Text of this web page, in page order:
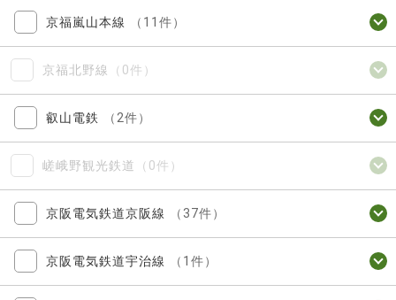
京福嵐山本線 （11件）
京福北野線 （0件）
叡山電鉄 （2件）
嵯峨野観光鉄道 （0件）
京阪電気鉄道京阪線 （37件）
京阪電気鉄道宇治線 （1件）